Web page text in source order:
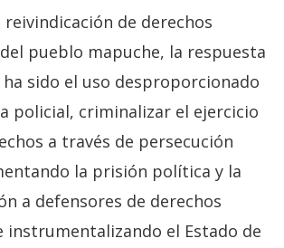
reivindicación de derechos
pueblo mapuche, la respuesta
ha sido el uso desproporcionado
policial, criminalizar el ejercicio
a través de persecución
la prisión política y la
a defensores de derechos
instrumentalizando el Estado de